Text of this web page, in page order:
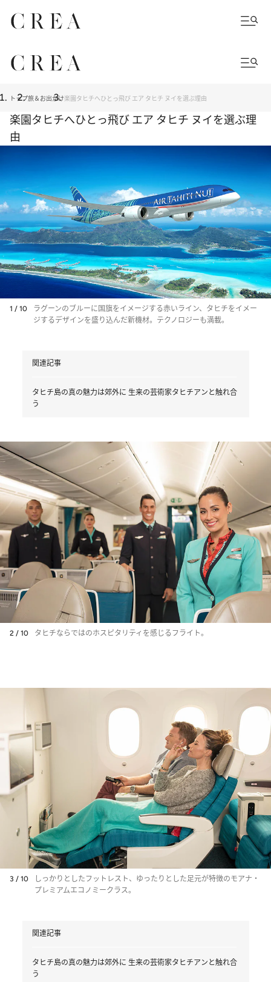
トップ旅＆お出かけ楽園タヒチへひとっ飛び エア タヒチ ヌイを選ぶ理由
楽園タヒチへひとっ飛び エア タヒチ ヌイを選ぶ理
由
1 / 10
ラグーンのブルーに国旗をイメージする赤いライン、タヒチをイメー
ジするデザインを盛り込んだ新機材。テクノロジーも満載。
関連記事
タヒチ島の真の魅力は郊外に 生来の芸術家タヒチアンと触れ合
う
2 / 10 タヒチならではのホスピタリティを感じるフライト。
3 / 10
しっかりとしたフットレスト、ゆったりとした足元が特徴のモアナ・
プレミアムエコノミークラス。
関連記事
タヒチ島の真の魅力は郊外に 生来の芸術家タヒチアンと触れ合
う